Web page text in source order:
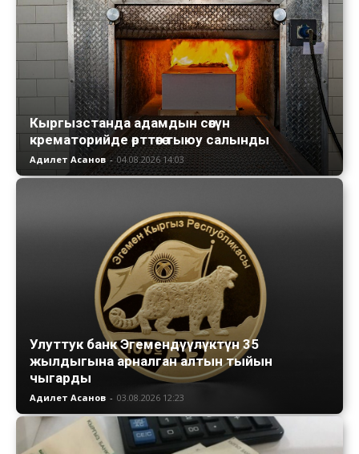
Кыргызстанда адамдын сөөгүн
крематорийде өрттөөгө тыюу салынды
Адилет Асанов - 04.08.2026 14:03
Улуттук банк Эгемендүүлүктүн 35
жылдыгына арналган алтын тыйын
чыгарды
Адилет Асанов - 03.08.2026 12:23